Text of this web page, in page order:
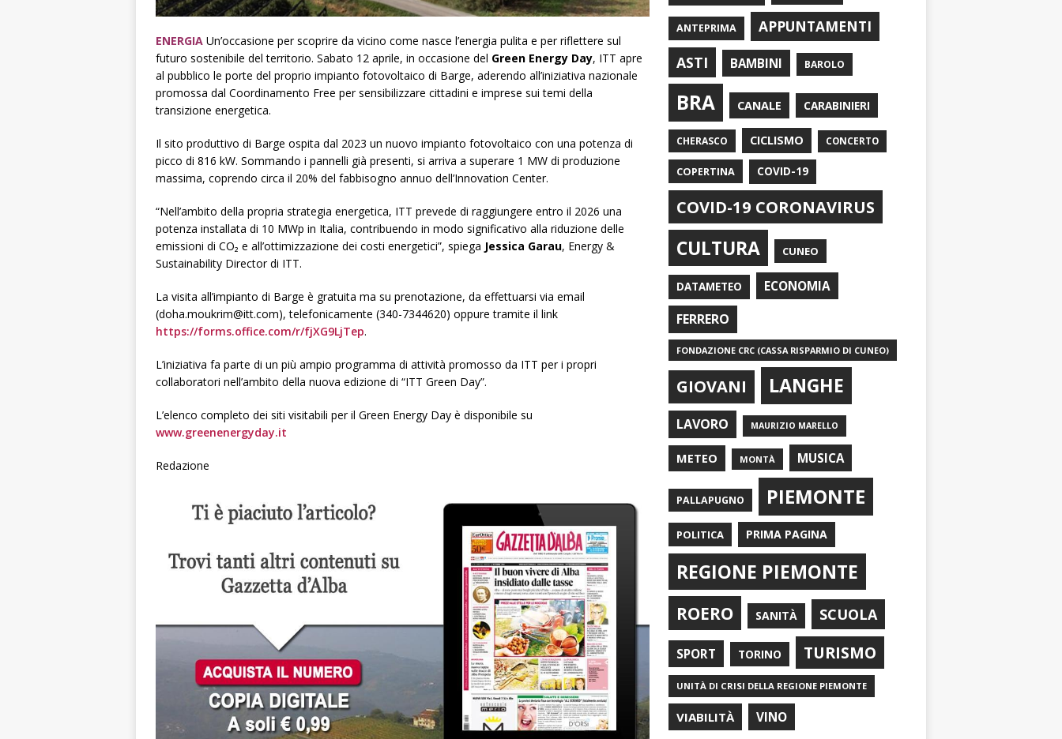
ENERGIA Un’occasione per scoprire da vicino come nasce l’energia pulita e per riflettere sul
futuro sostenibile del territorio. Sabato 12 aprile, in occasione del Green Energy Day, ITT apre
al pubblico le porte del proprio impianto fotovoltaico di Barge, aderendo all’iniziativa nazionale
promossa dal Coordinamento Free per sensibilizzare cittadini e imprese sui temi della
transizione energetica.
Il sito produttivo di Barge ospita dal 2023 un nuovo impianto fotovoltaico con una potenza di
picco di 816 kW. Sommando i pannelli già presenti, si arriva a superare 1 MW di produzione
massima, coprendo circa il 20% del fabbisogno annuo dell’Innovation Center.
“Nell’ambito della propria strategia energetica, ITT prevede di raggiungere entro il 2026 una
potenza installata di 10 MWp in Italia, contribuendo in modo significativo alla riduzione delle
emissioni di CO₂ e all’ottimizzazione dei costi energetici”, spiega Jessica Garau, Energy &
Sustainability Director di ITT.
La visita all’impianto di Barge è gratuita ma su prenotazione, da effettuarsi via email
(doha.moukrim@itt.com), telefonicamente (340-7344620) oppure tramite il link
https://forms.office.com/r/fjXG9LjTep.
L’iniziativa fa parte di un più ampio programma di attività promosso da ITT per i propri
collaboratori nell’ambito della nuova edizione di “ITT Green Day”.
L’elenco completo dei siti visitabili per il Green Energy Day è disponibile su
www.greenenergyday.it
Redazione
ANTEPRIMA
APPUNTAMENTI
ASTI
BAMBINI BAROLO
BRA CANALE CARABINIERI
CHERASCO CICLISMO CONCERTO
COPERTINA COVID-19
COVID-19 CORONAVIRUS
CULTURA CUNEO
DATAMETEO ECONOMIA
FERRERO
FONDAZIONE CRC (CASSA RISPARMIO DI CUNEO)
GIOVANI LANGHE
LAVORO MAURIZIO MARELLO
METEO MONTÀ MUSICA
PALLAPUGNO PIEMONTE
POLITICA PRIMA PAGINA
REGIONE PIEMONTE
ROERO SANITÀ SCUOLA
SPORT TORINO TURISMO
UNITÀ DI CRISI DELLA REGIONE PIEMONTE
VIABILITÀ VINO